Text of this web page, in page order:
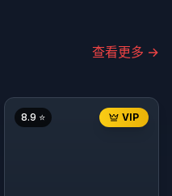
查看更多 →
VIP
8.9 ⭐